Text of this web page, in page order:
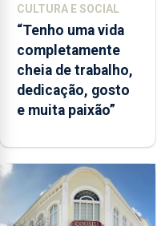
CULTURA E SOCIAL
“Tenho uma vida
completamente
cheia de trabalho,
dedicação, gosto
e muita paixão”